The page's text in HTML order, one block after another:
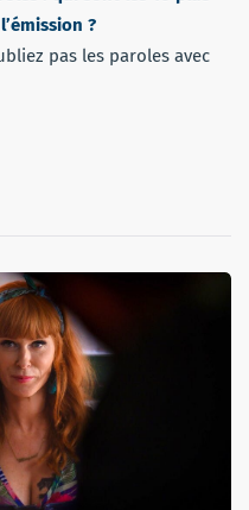
?
pas les paroles avec